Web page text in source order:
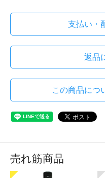
支払い・
返品
この商品につ
売れ筋商品